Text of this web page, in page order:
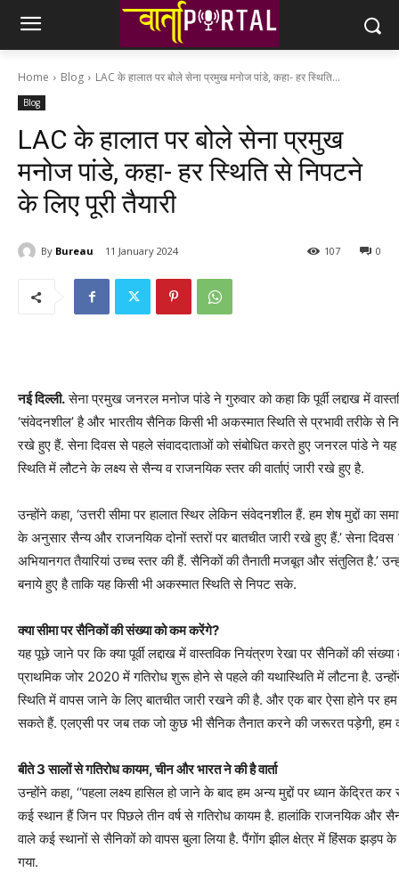
Home Blog LAC के हालात पर बोले सेना प्रमुख मनोज पांडे, कहा- हर स्थिति...
Blog
LAC के हालात पर बोले सेना प्रमुख
मनोज पांडे, कहा- हर स्थिति से निपटने
के लिए पूरी तैयारी
By Bureau 11 January 2024 0
107
नई दिल्ली.सेना प्रमुख जनरल मनोज पांडे ने गुरुवार को कहा कि पूर्वी लद्दाख में
‘संवेदनशील’ है और भारतीय सैनिक किसी भी अकस्मात स्थिति से प्रभावी तरीके से
रखे हुए हैं. सेना दिवस से पहले संवाददाताओं को संबोधित करते हुए जनरल पांडे ने
स्थिति में लौटने के लक्ष्य से सैन्य व राजनयिक स्तर की वार्ताएं जारी रखे हुए है.
उन्होंने कहा, ‘उत्तरी सीमा पर हालात स्थिर लेकिन संवेदनशील हैं. हम शेष मुद्दों का
के अनुसार सैन्य और राजनयिक दोनों स्तरों पर बातचीत जारी रखे हुए हैं.’ सेना दिवस
अभियानगत तैयारियां उच्च स्तर की हैं. सैनिकों की तैनाती मजबूत और संतुलित है.’
बनाये हुए है ताकि यह किसी भी अकस्मात स्थिति से निपट सके.
क्‍या सीमा पर सैनिकों की संख्‍या को कम करेंगे?
यह पूछे जाने पर कि क्या पूर्वी लद्दाख में वास्तविक नियंत्रण रेखा पर सैनिकों की
प्राथमिक जोर 2020 में गतिरोध शुरू होने से पहले की यथास्थिति में लौटना है.
स्थिति में वापस जाने के लिए बातचीत जारी रखने की है. और एक बार ऐसा होने पर
सकते हैं. एलएसी पर जब तक जो कुछ भी सैनिक तैनात करने की जरूरत पड़ेगी, हम
बीते 3 सालों से गतिरोध कायम, चीन और भारत ने की है वार्ता
उन्होंने कहा, ‘‘पहला लक्ष्य हासिल हो जाने के बाद हम अन्य मुद्दों पर ध्यान केंद्रित
कई स्थान हैं जिन पर पिछले तीन वर्ष से गतिरोध कायम है. हालांकि राजनयिक और
वाले कई स्थानों से सैनिकों को वापस बुला लिया है. पैंगोंग झील क्षेत्र में हिंसक झड़प के
गया.